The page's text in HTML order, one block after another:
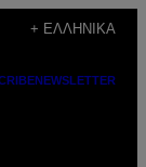
+ ΕΛΛΗΝΙΚΆ
NEWSLETTER